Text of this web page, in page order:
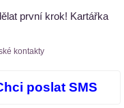
první krok! Kartářka
kontakty
poslat SMS